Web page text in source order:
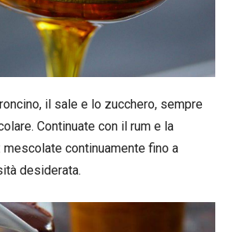
il sale e lo zucchero, sempre
Continuate con il rum e la
continuamente fino a
desiderata.